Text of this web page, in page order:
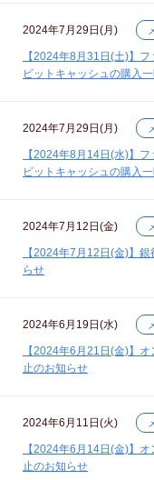
2024年7月29日(月)
【2024年8月31日(土)】
ビットキャッシュの購入
2024年7月29日(月)
【2024年8月14日(水)】
ビットキャッシュの購入
2024年7月12日(金)
【2024年7月12日(金)】
らせ
2024年6月19日(水)
【2024年6月21日(金)】
止のお知らせ
2024年6月11日(火)
【2024年6月14日(金)】
止のお知らせ